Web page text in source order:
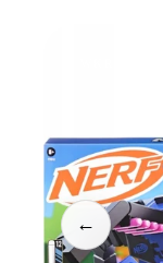
←